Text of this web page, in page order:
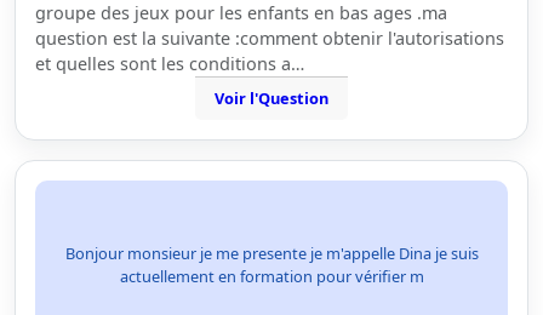
groupe des jeux pour les enfants en bas ages .ma
question est la suivante :comment obtenir l'autorisations
et quelles sont les conditions a…
Voir l'Question
Bonjour monsieur je me presente je m'appelle Dina je suis
actuellement en formation pour vérifier m